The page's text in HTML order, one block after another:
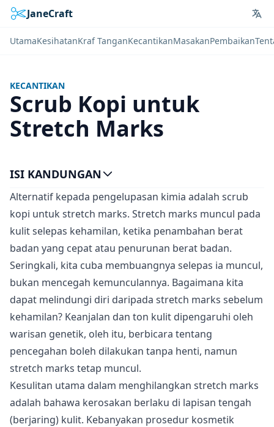
JaneCraft
UtamaKesihatanKraf TanganKecantikanMasakanPembaikan
KECANTIKAN
Scrub Kopi untuk
Stretch Marks
Alternatif kepada pengelupasan kimia adalah scrub
kopi untuk stretch marks. Stretch marks muncul pada
kulit selepas kehamilan, ketika penambahan berat
badan yang cepat atau penurunan berat badan.
Seringkali, kita cuba membuangnya selepas ia muncul,
bukan mencegah kemunculannya. Bagaimana kita
dapat melindungi diri daripada stretch marks sebelum
kehamilan? Keanjalan dan ton kulit dipengaruhi oleh
warisan genetik, oleh itu, berbicara tentang
pencegahan boleh dilakukan tanpa henti, namun
stretch marks tetap muncul.
Kesulitan utama dalam menghilangkan stretch marks
adalah bahawa kerosakan berlaku di lapisan tengah
(berjaring) kulit. Kebanyakan prosedur kosmetik
ISI KANDUNGAN